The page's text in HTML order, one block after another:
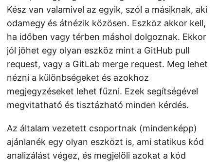
Kész van valamivel az egyik, szól a másiknak, aki
odamegy és átnézik közösen. Eszköz akkor kell,
ha időben vagy térben máshol dolgoznak. Ekkor
jól jöhet egy olyan eszköz mint a GitHub pull
request, vagy a GitLab merge request. Meg lehet
nézni a különbségeket és azokhoz
megjegyzéseket lehet fűzni. Ezek segítségével
megvitatható és tisztázható minden kérdés.
Az általam vezetett csoportnak (mindenképp)
ajánlanék egy olyan eszközt is, ami statikus kód
analizálást végez, és megjelöli azokat a kód